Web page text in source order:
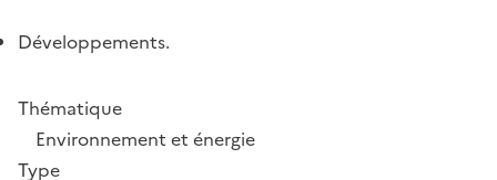
Développements.
Thématique
Environnement et énergie
Type